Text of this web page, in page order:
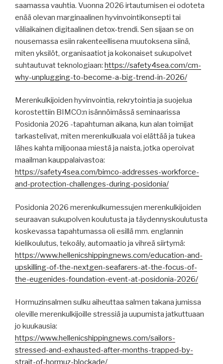
saamassa vauhtia. Vuonna 2026 irtautumisen ei odoteta
enää olevan marginaalinen hyvinvointikonsepti tai
väliaikainen digitaalinen detox-trendi. Sen sijaan se on
nousemassa esiin rakenteellisena muutoksena siinä,
miten yksilöt, organisaatiot ja kokonaiset sukupolvet
suhtautuvat teknologiaan: https://safety4sea.com/cm-
why-unplugging-to-become-a-big-trend-in-2026/
Merenkulkijoiden hyvinvointia, rekrytointia ja suojelua
korostettiin BIMCO:n isännöimässä seminaarissa
Posidonia 2026 -tapahtuman aikana, kun alan toimijat
tarkastelivat, miten merenkulkuala voi elättää ja tukea
lähes kahta miljoonaa miestä ja naista, jotka operoivat
maailman kauppalaivastoa:
https://safety4sea.com/bimco-addresses-workforce-
and-protection-challenges-during-posidonia/
Posidonia 2026 merenkulkumessujen merenkulkijoiden
seuraavan sukupolven koulutusta ja täydennyskoulutusta
koskevassa tapahtumassa oli esillä mm. englannin
kielikoulutus, tekoäly, automaatio ja vihreä siirtymä:
https://www.hellenicshippingnews.com/education-and-
upskilling-of-the-nextgen-seafarers-at-the-focus-of-
the-eugenides-foundation-event-at-posidonia-2026/
Hormuzinsalmen sulku aiheuttaa salmen takana jumissa
oleville merenkulkijoille stressiä ja uupumista jatkuttuaan
jo kuukausia:
https://www.hellenicshippingnews.com/sailors-
stressed-and-exhausted-after-months-trapped-by-
strait-of-hormuz-blockade/